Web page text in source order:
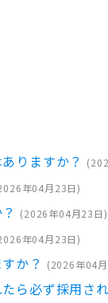
りますか？ (
年04月23日)
(2026年04月23日)
年04月23日)
か？ (2026年04
ら必ず採用さ